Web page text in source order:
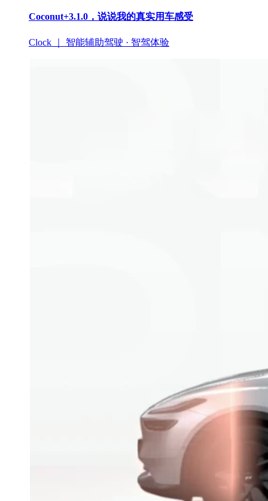
Coconut+3.1.0，说说我的真实用车感受
Clock ｜ 智能辅助驾驶 · 智驾体验